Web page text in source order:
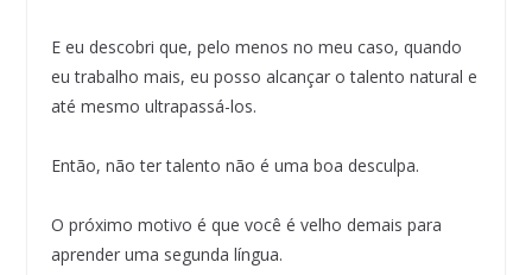
E eu descobri que, pelo menos no meu caso, quando
eu trabalho mais, eu posso alcançar o talento natural e
até mesmo ultrapassá-los.
Então, não ter talento não é uma boa desculpa.
O próximo motivo é que você é velho demais para
aprender uma segunda língua.